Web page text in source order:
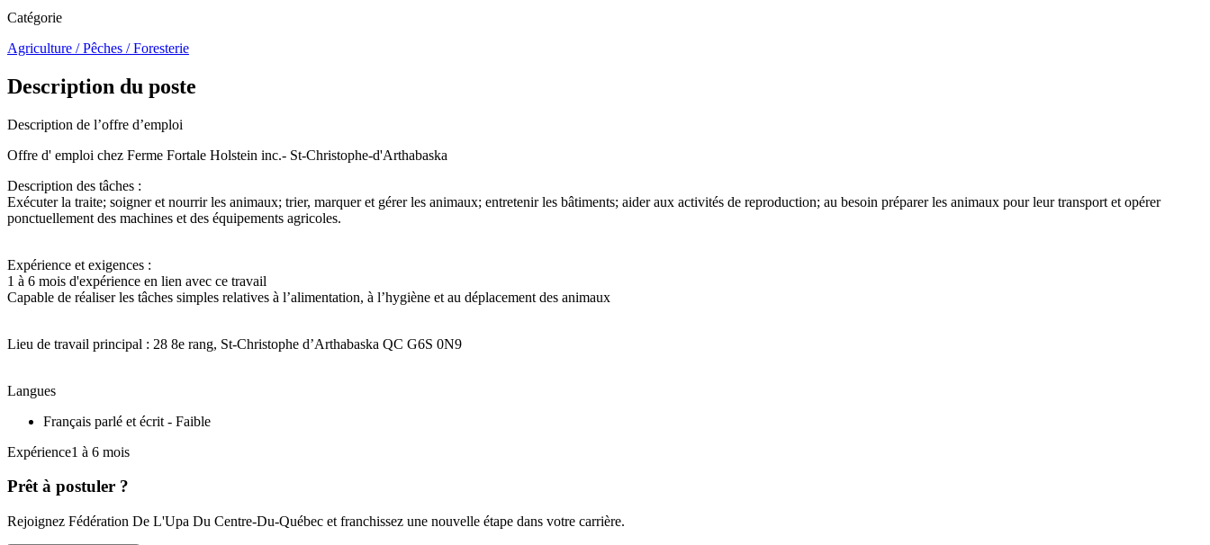
Catégorie
Agriculture / Pêches / Foresterie
Description du poste
Description de l’offre d’emploi
Offre d' emploi chez Ferme Fortale Holstein inc.- St-Christophe-d'Arthabaska
Description des tâches :
Exécuter la traite; soigner et nourrir les animaux; trier, marquer et gérer les animaux; entretenir les bâtiments; aider aux activités de reproduction; au besoin préparer les animaux pour leur transport et opérer
ponctuellement des machines et des équipements agricoles.
Expérience et exigences :
1 à 6 mois d'expérience en lien avec ce travail
Capable de réaliser les tâches simples relatives à l’alimentation, à l’hygiène et au déplacement des animaux
Lieu de travail principal : 28 8e rang, St-Christophe d’Arthabaska QC G6S 0N9
Langues
Français parlé et écrit - Faible
Expérience1 à 6 mois
Prêt à postuler ?
Rejoignez Fédération De L'Upa Du Centre-Du-Québec et franchissez une nouvelle étape dans votre carrière.